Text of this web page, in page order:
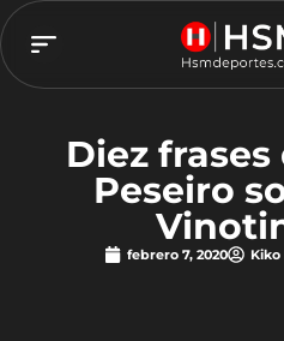
Diez frases
Peseiro
febrero 7, 2020 Kiko